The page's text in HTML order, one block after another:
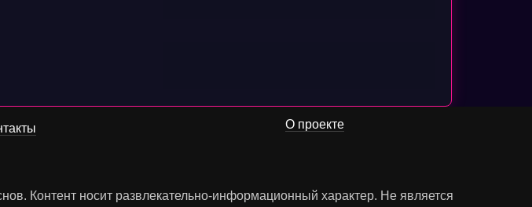
О проекте
Контент носит развлекательно-информационный характер. Не является